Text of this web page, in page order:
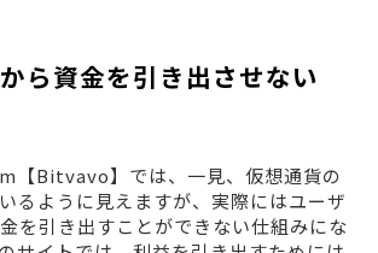
ら資金を引き出させない
【Bitvavo】では、一見、仮想通貨の
るように見えますが、実際にはユーザ
を引き出すことができない仕組みにな